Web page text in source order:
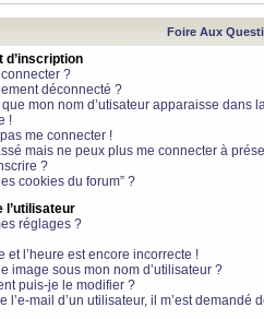
Foire Aux
d’inscription
?
déconnecté ?
mon nom d’utisateur apparaisse dans
!
me connecter !
mais ne peux plus me connecter à
?
cookies du forum” ?
l’utilisateur
réglages ?
et l’heure est encore incorrecte !
image sous mon nom d’utilisateur ?
puis-je le modifier ?
mail d’un utilisateur, il m’est demandé